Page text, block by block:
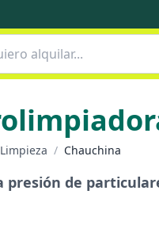
Limpieza / Chauchina
de